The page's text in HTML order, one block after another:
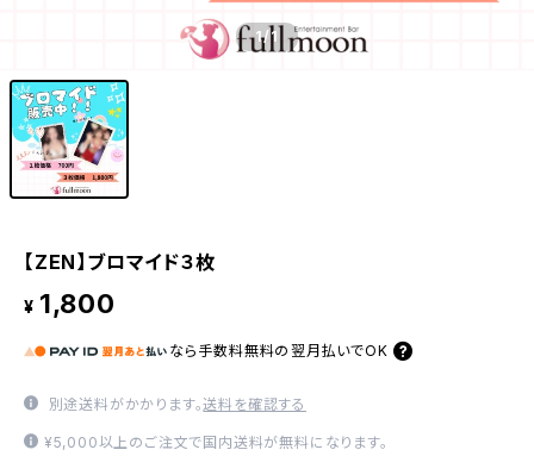
1/1
【ZEN】ブロマイド３枚
¥ 1,800
なら 手数料無料の 翌月払いでOK
別途送料がかかります。送料を確認する
¥5,000以上のご注文で国内送料が無料になります。